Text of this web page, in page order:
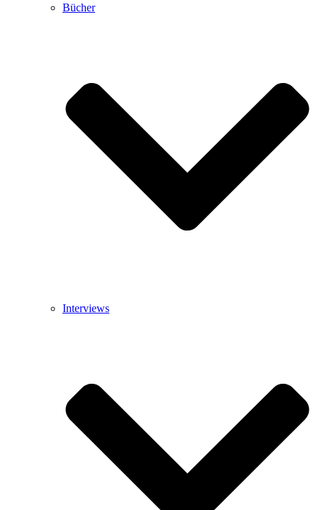
Bücher
Interviews